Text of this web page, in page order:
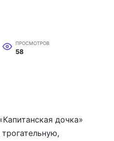
ПРОСМОТРОВ
58
дочка»